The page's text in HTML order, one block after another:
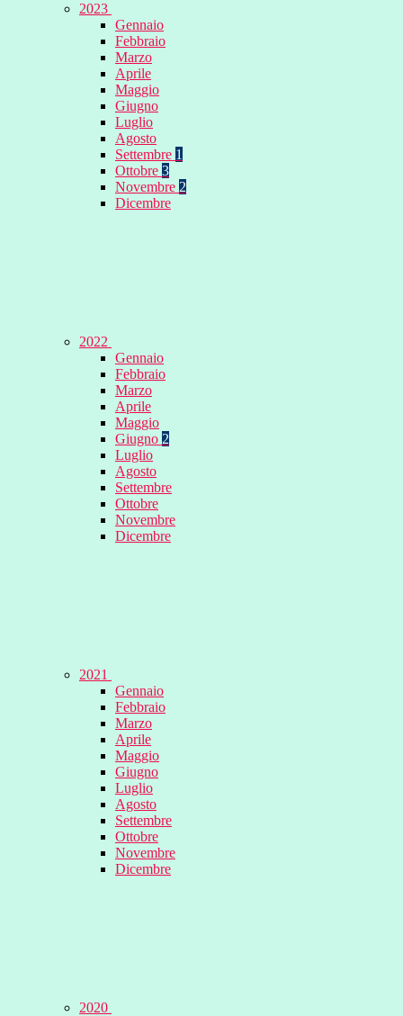
2023
Gennaio
Febbraio
Marzo
Aprile
Maggio
Giugno
Luglio
Agosto
Settembre 1
Ottobre 3
Novembre 2
Dicembre
2022
Gennaio
Febbraio
Marzo
Aprile
Maggio
Giugno 2
Luglio
Agosto
Settembre
Ottobre
Novembre
Dicembre
2021
Gennaio
Febbraio
Marzo
Aprile
Maggio
Giugno
Luglio
Agosto
Settembre
Ottobre
Novembre
Dicembre
2020